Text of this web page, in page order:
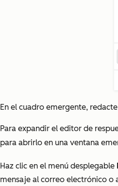
En el cuadro emergente,
Para expandir el editor de
para abrirlo en una ventana
Haz clic en el menú desplegable
mensaje al correo electrónico o